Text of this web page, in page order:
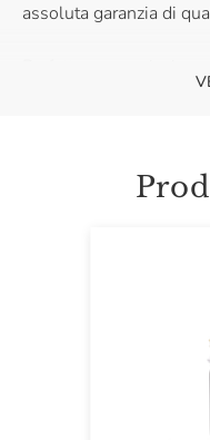
assoluta garanzia di
Composta BIO di